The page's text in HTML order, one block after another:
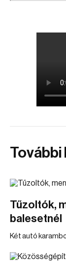
További
Tűzoltók,
balesetnél
Két autó